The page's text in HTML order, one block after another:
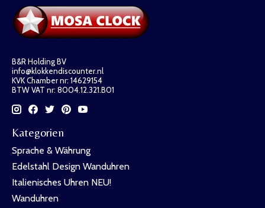
B&R Holding BV
info@klokkendiscounter.nl
KVK Chamber nr: 14629154
BTW VAT nr: 8004.12.321.B01
Kategorien
Sprache & Währung
Edelstahl Design Wanduhren
Italienisches Uhren NEU!
Wanduhren